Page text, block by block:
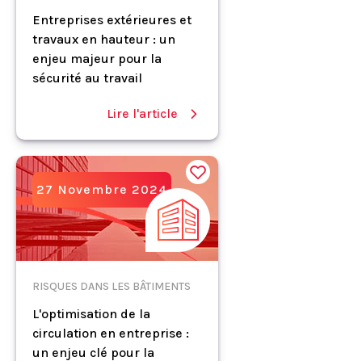
Entreprises extérieures et
travaux en hauteur : un
enjeu majeur pour la
sécurité au travail
Lire l'article
27 Novembre 2024
RISQUES DANS LES BÂTIMENTS
L'optimisation de la
circulation en entreprise :
un enjeu clé pour la